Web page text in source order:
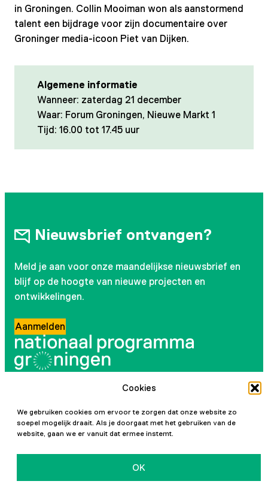
Cookies
We gebruiken cookies om ervoor te zorgen dat onze website zo
soepel mogelijk draait. Als je doorgaat met het gebruiken van de
website, gaan we er vanuit dat ermee instemt.
OK
in Groningen. Collin Mooiman won als aanstormend
talent een bijdrage voor zijn documentaire over
Groninger media-icoon Piet van Dijken.
Algemene informatie
Wanneer: zaterdag 21 december
Waar: Forum Groningen, Nieuwe Markt 1
Tijd: 16.00 tot 17.45 uur
InstagramLinkedIn YouTube Facebook
Nieuwsbrief ontvangen?
Meld je aan voor onze maandelijkse nieuwsbrief en
blijf op de hoogte van nieuwe projecten en
ontwikkelingen.
Aanmelden